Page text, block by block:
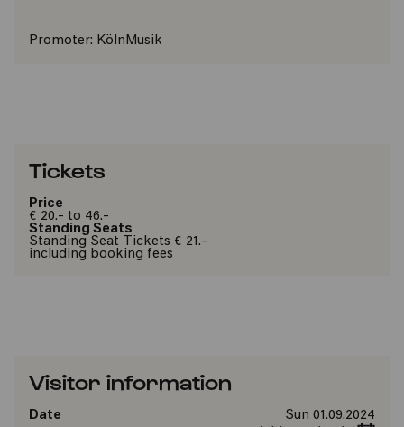
Promoter: KölnMusik
Tickets
Price
€ 20.- to 46.-
Standing Seats
Standing Seat Tickets € 21.-
including booking fees
Visitor information
Date
Sun 01.09.2024